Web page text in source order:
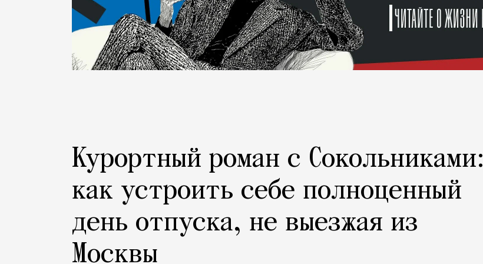
Курортный роман с Сокольниками:
как устроить себе полноценный
день отпуска, не выезжая из
Москвы